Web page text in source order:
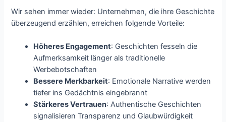
Wir sehen immer wieder: Unternehmen, die ihre Geschichte
überzeugend erzählen, erreichen folgende Vorteile:
Höheres Engagement: Geschichten fesseln die
Aufmerksamkeit länger als traditionelle
Werbebotschaften
Bessere Merkbarkeit: Emotionale Narrative werden
tiefer ins Gedächtnis eingebrannt
Stärkeres Vertrauen: Authentische Geschichten
signalisieren Transparenz und Glaubwürdigkeit